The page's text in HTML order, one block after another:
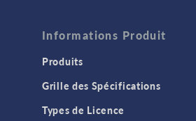
Informations Produit
Produits
Grille des Spécifications
Types de Licence